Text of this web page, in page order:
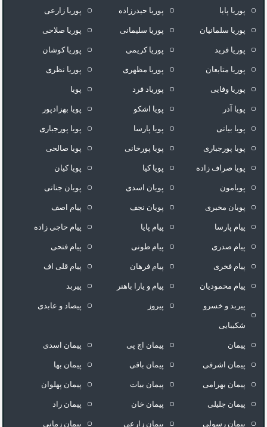
پوریا پایا پوریا حیدرزاده پوریا زارعی
پوریا سلمانیان پوریا سلیمانی پوریا صلاحی
پوریا فرید پوریا کریمی پوریا کوشان
پوریا متابعان پوریا مظهری پوریا نظری
پوریا وفایی پوریاد فرد پویا
پویا آذر پویا اشکو پویا بهزادپور
پویا بیاتی پویا پارسا پویا پورجبارى
پویا پورجباری پویا پورخانی پویا صالحی
پویا صراف زاده پویا کیا پویا کیان
پویامون پویان اسدی پویان جناتی
پویان مخبری پویان نجف پیام اصف
پیام پارسا پیام پایا پیام حاجی زاده
پیام صدری پیام طونی پیام فتحی
پیام فخری پیام فرهان پیام قلی اف
پیام محمودیان پیام و یارا باهنر پیربد
پیربد و خسرو
شکیبایی
پیروز پیصاد و عابدی
پیمان پیمان اچ پی پیمان اسدی
پیمان اشرفی پیمان باقی پیمان بها
پیمان بهرامی پیمان بیات پیمان پهلوان
پیمان جلیلی پیمان خان پیمان راد
پیمان رسولی پیمان زارعی پیمان زمانی